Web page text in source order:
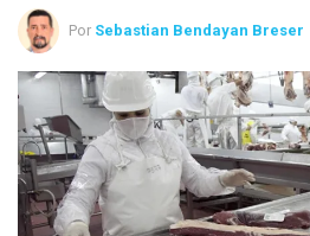
Por Sebastian Bendayan Breser